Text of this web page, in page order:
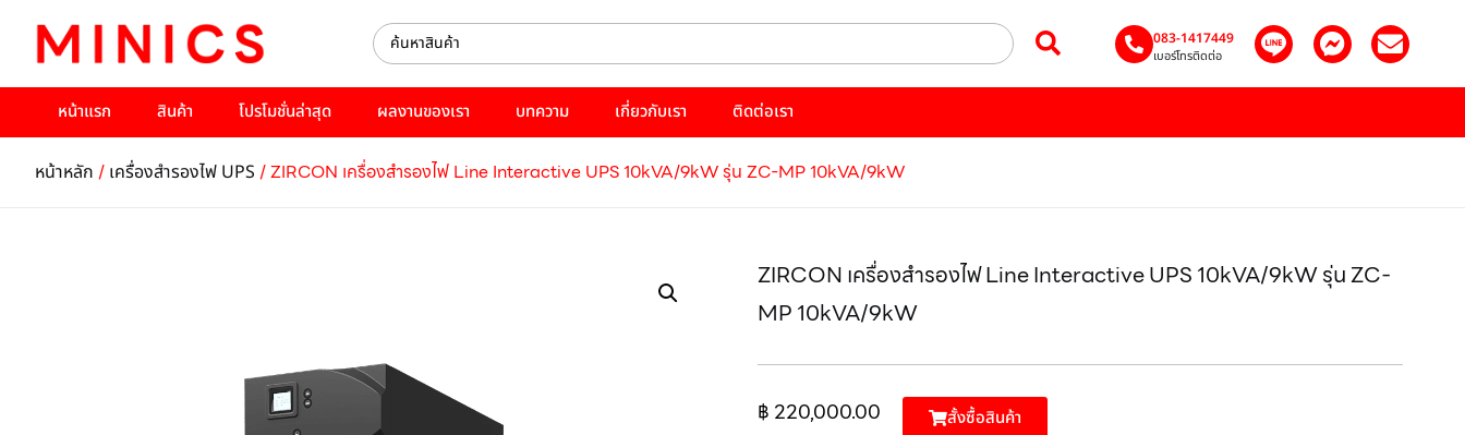
083-1417449
เบอร์โทรติดต่อ
หน้าแรก สินค้า โปรโมชั่นล่าสุด ผลงานของเรา บทความ เกี่ยวกับเรา ติดต่อเรา
หน้าหลัก / เครื่องสำรองไฟ UPS / ZIRCON เครื่องสำรองไฟ Line Interactive UPS 10kVA/9kW รุ่น ZC-MP 10kVA/9kW
ZIRCON เครื่องสำรองไฟ Line Interactive UPS 10kVA/9kW รุ่น ZC-
MP 10kVA/9kW
฿ 220,000.00 สั้งซื้อสินค้า